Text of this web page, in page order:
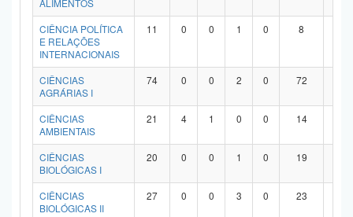
ALIMENTOS
CIÊNCIA POLÍTICA
E RELAÇÕES
INTERNACIONAIS
11 0 0 1 0 8
CIÊNCIAS
AGRÁRIAS I
74 0 0 2 0 72
CIÊNCIAS
AMBIENTAIS
21 4 1 0 0 14
CIÊNCIAS
BIOLÓGICAS I
20 0 0 1 0 19
CIÊNCIAS
BIOLÓGICAS II
27 0 0 3 0 23